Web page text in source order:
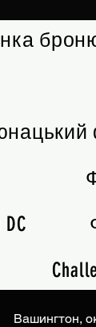
Вашингтон,